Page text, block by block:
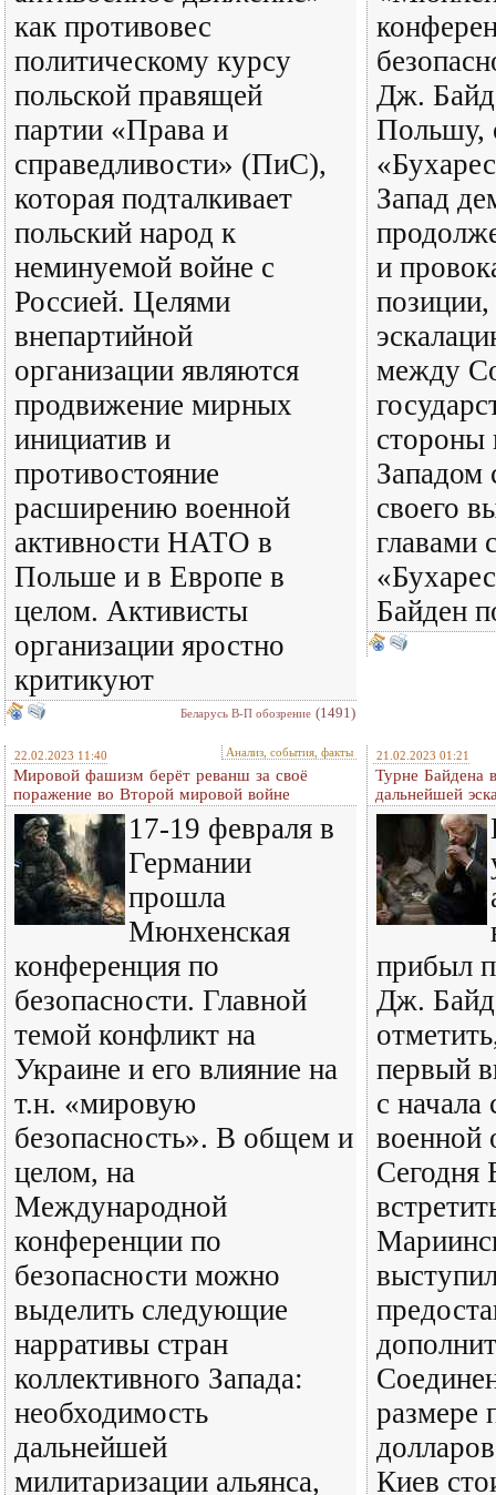
как противовес
политическому курсу
польской правящей
партии «Права и
справедливости» (ПиС),
которая подталкивает
польский народ к
неминуемой войне с
Россией. Целями
внепартийной
организации являются
продвижение мирных
инициатив и
противостояние
расширению военной
активности НАТО в
Польше и в Европе в
целом. Активисты
организации яростно
критикуют
Беларусь В-П обозрение (1491)
Дж.
Польшу,
Запад
и
между
стороны
Западом
своего
главами
Байден
22.02.2023 11:40 Анализ, события, факты
Мировой фашизм берёт реванш за своё
поражение во Второй мировой войне
17-19 февраля в
Германии
прошла
Мюнхенская
конференция по
безопасности. Главной
темой конфликт на
Украине и его влияние на
т.н. «мировую
безопасность». В общем и
целом, на
Международной
конференции по
безопасности можно
выделить следующие
нарративы стран
коллективного Запада:
необходимость
дальнейшей
милитаризации альянса,
21.02.2023 01:21
Турне Байдена
дальнейшей
прибыл
Дж.
первый
с начала
Сегодня
размере
Киев